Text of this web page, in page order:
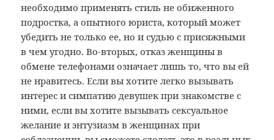
необходимо применять стиль не обиженного
подростка, а опытного юриста, который может
убедить не только ее, но и судью с присяжными
в чем угодно. Во-вторых, отказ женщины в
обмене телефонами означает лишь то, что вы ей
не нравитесь. Если вы хотите легко вызывать
интерес и симпатию девушек при знакомстве с
ними, если вы хотите вызывать сексуальное
желание и энтузиазм в женщинах при